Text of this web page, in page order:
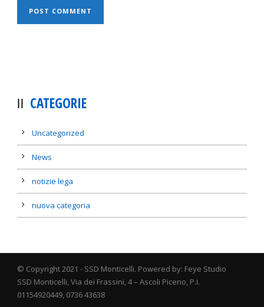
CATEGORIE
Uncategorized
News
notizie lega
nuova categoria
© Copyright 2021 - SSD Monticelli. Powered by: Feye Studio
SSD Monticelli, Via dei Frassini, 4 – Ascoli Piceno, P.I.
01154920449, 0736 43638